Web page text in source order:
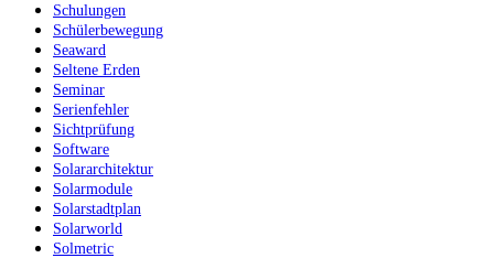
Schulungen
Schülerbewegung
Seaward
Seltene Erden
Seminar
Serienfehler
Sichtprüfung
Software
Solararchitektur
Solarmodule
Solarstadtplan
Solarworld
Solmetric